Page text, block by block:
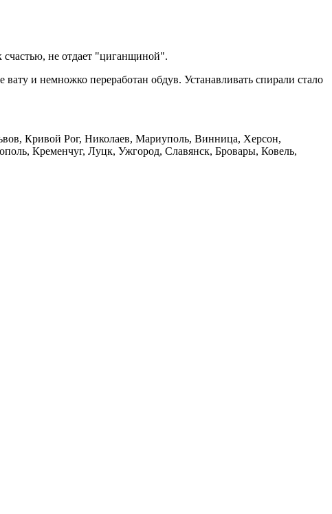
счастью, не отдает "циганщиной".
и немножко переработан обдув. Устанавливать спирали стало
Кривой Рог, Николаев, Мариуполь, Винница, Херсон,
Кременчуг, Луцк, Ужгород, Славянск, Бровары, Ковель,